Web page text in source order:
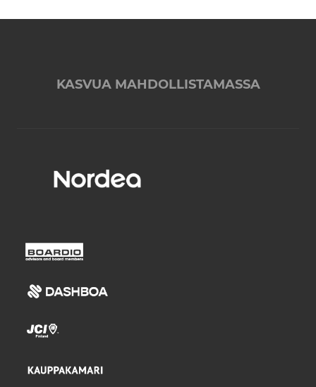
KASVUA MAHDOLLISTAMASSA